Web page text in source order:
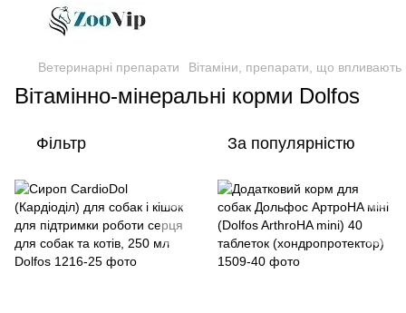
Ветеринарні препарати Вітаміни, препарати, що впливають
Вітамінно-мінеральні корми Dolfos
Фільтр За популярністю